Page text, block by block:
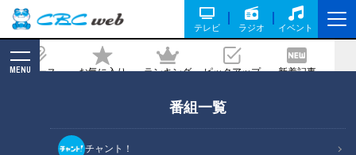
テレビ ラジオ イベント
ニュース お気に入り ランキング ピックアップ 新着記事
MENU
番組一覧
チャント！
さかの結末！？過酷なロケで芽生えた感